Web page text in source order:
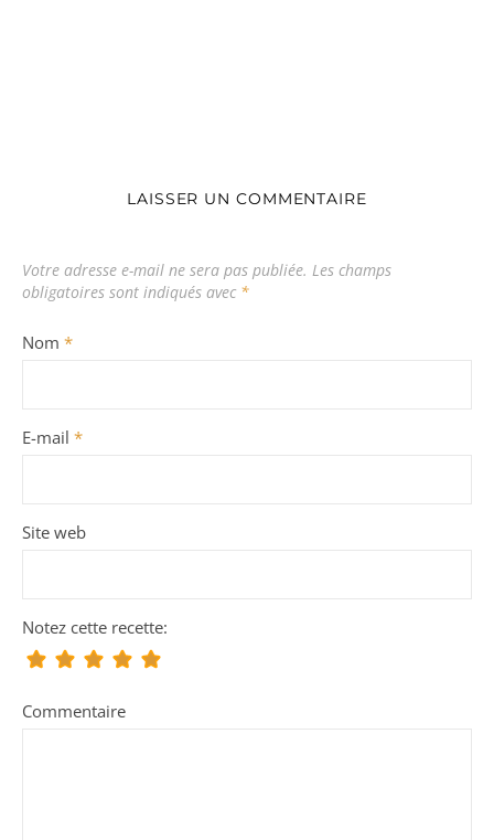
LAISSER UN COMMENTAIRE
Votre adresse e-mail ne sera pas publiée. Les champs
obligatoires sont indiqués avec *
Nom *
E-mail *
Site web
Notez cette recette:
Commentaire